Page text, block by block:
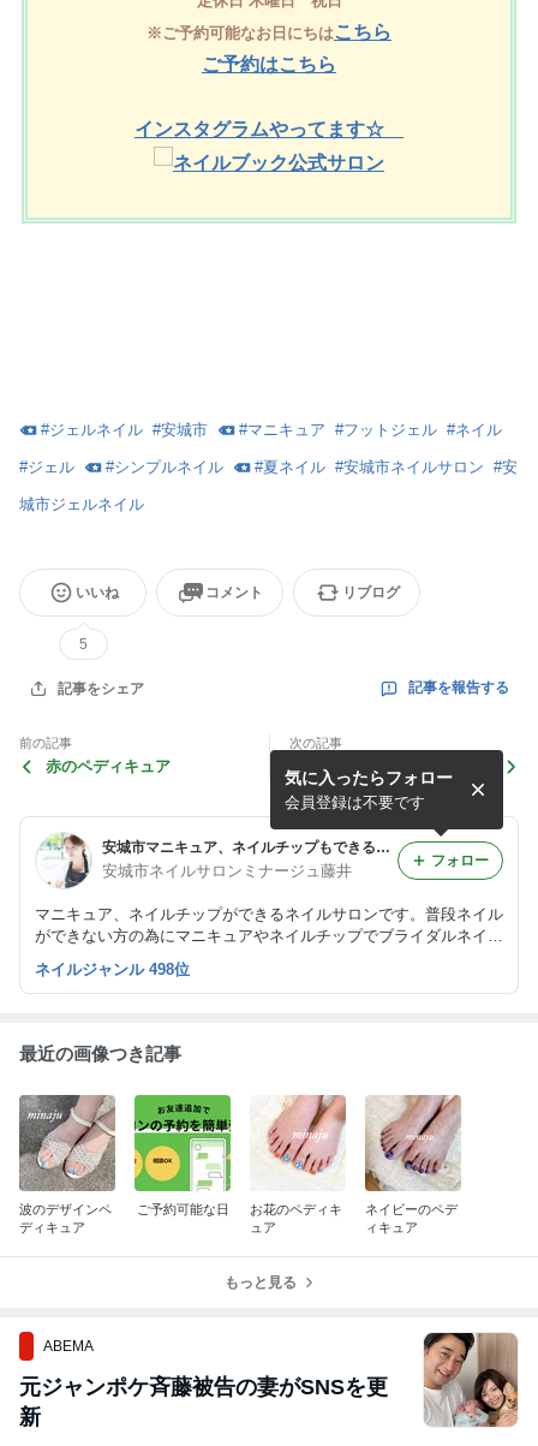
※ご予約可能なお日にちはこちら
ご予約はこちら
インスタグラムやってます☆
#ジェルネイル #安城市 #マニキュア #フットジェル #ネイル
#ジェル #シンプルネイル #夏ネイル #安城市ネイルサロン #安
城市ジェルネイル
いいね
5
コメント リブログ
記事をシェア 記事を報告する
前の記事
赤のペディキュア
次の記事
あざやかブルーのペディキュ
ア
安城市マニキュア、ネイルチップもできるネイルサロン ミナージュ
安城市ネイルサロンミナージュ藤井
マニキュア、ネイルチップができるネイルサロンです。普段ネイル
ができない方の為にマニキュアやネイルチップでブライダルネイル
けるサロンです。
気に入ったらフォロー
会員登録は不要です
フォロー
ネイルジャンル 498位
最近の画像つき記事
波のデザインペ
ディキュア
ご予約可能な日
お花のペディキ
ュア
ネイビーのペデ
ィキュア
もっと見る
ABEMA
元ジャンポケ斉藤被告の妻がSNSを更
新